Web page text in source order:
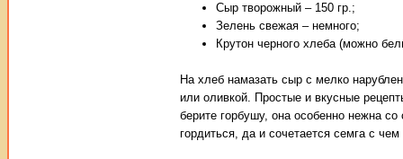
Сыр творожный – 150 гр.;
Зелень свежая – немного;
Крутон черного хлеба (можно
На хлеб намазать сыр с мелко
или оливкой. Простые и вкусные
берите горбушу, она особенно нежна
гордиться, да и сочетается семга с